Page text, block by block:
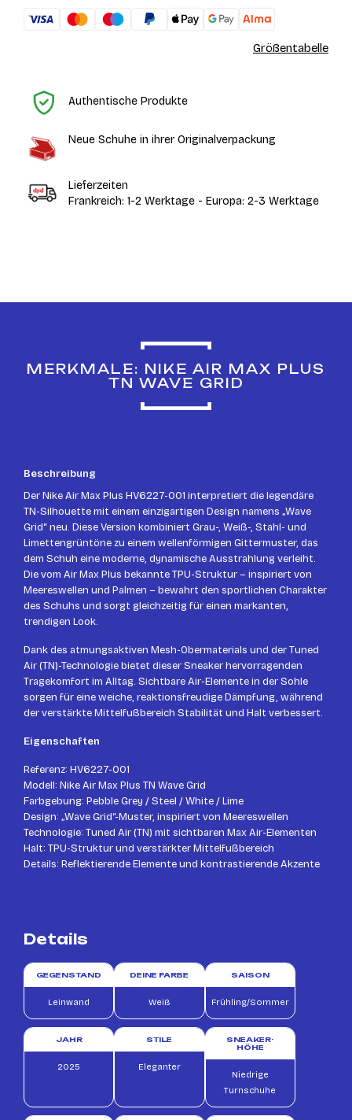
Größentabelle
Authentische Produkte
Neue Schuhe in ihrer Originalverpackung
Lieferzeiten
Frankreich: 1-2 Werktage - Europa: 2-3 Werktage
MERKMALE: NIKE AIR MAX PLUS
TN WAVE GRID
Beschreibung
Der Nike Air Max Plus HV6227-001 interpretiert die legendäre
TN-Silhouette mit einem einzigartigen Design namens „Wave
Grid“ neu. Diese Version kombiniert Grau-, Weiß-, Stahl- und
Limettengrüntöne zu einem wellenförmigen Gittermuster, das
dem Schuh eine moderne, dynamische Ausstrahlung verleiht.
Die vom Air Max Plus bekannte TPU-Struktur – inspiriert von
Meereswellen und Palmen – bewahrt den sportlichen Charakter
des Schuhs und sorgt gleichzeitig für einen markanten,
trendigen Look.
Dank des atmungsaktiven Mesh-Obermaterials und der Tuned
Air (TN)-Technologie bietet dieser Sneaker hervorragenden
Tragekomfort im Alltag. Sichtbare Air-Elemente in der Sohle
sorgen für eine weiche, reaktionsfreudige Dämpfung, während
der verstärkte Mittelfußbereich Stabilität und Halt verbessert.
Eigenschaften
Referenz: HV6227-001
Modell: Nike Air Max Plus TN Wave Grid
Farbgebung: Pebble Grey / Steel / White / Lime
Design: „Wave Grid“-Muster, inspiriert von Meereswellen
Technologie: Tuned Air (TN) mit sichtbaren Max Air-Elementen
Halt: TPU-Struktur und verstärkter Mittelfußbereich
Details: Reflektierende Elemente und kontrastierende Akzente
Details
GEGENSTAND
Leinwand
DEINE FARBE
Weiß
SAISON
Frühling/Sommer
JAHR
2025
STILE
Eleganter
SNEAKER-
HÖHE
Niedrige
Turnschuhe